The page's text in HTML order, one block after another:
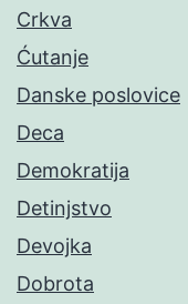
Crkva
Ćutanje
Danske poslovice
Deca
Demokratija
Detinjstvo
Devojka
Dobrota